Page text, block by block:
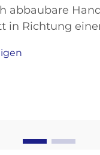
abbaubare
in Richtung
im